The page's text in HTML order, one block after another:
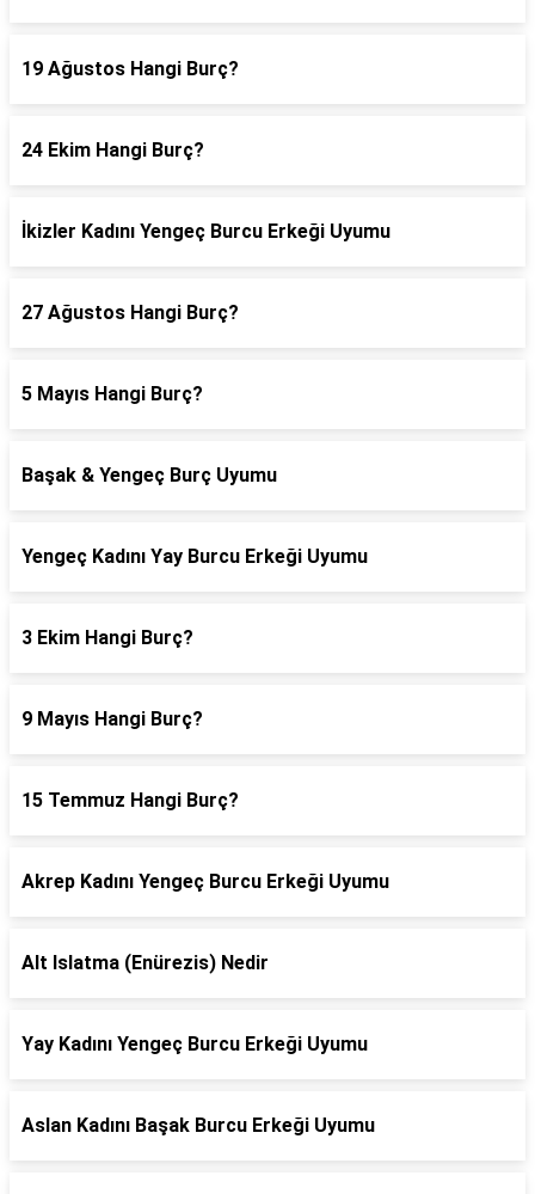
19 Ağustos Hangi Burç?
24 Ekim Hangi Burç?
İkizler Kadını Yengeç Burcu Erkeği Uyumu
27 Ağustos Hangi Burç?
5 Mayıs Hangi Burç?
Başak & Yengeç Burç Uyumu
Yengeç Kadını Yay Burcu Erkeği Uyumu
3 Ekim Hangi Burç?
9 Mayıs Hangi Burç?
15 Temmuz Hangi Burç?
Akrep Kadını Yengeç Burcu Erkeği Uyumu
Alt Islatma (Enürezis) Nedir
Yay Kadını Yengeç Burcu Erkeği Uyumu
Aslan Kadını Başak Burcu Erkeği Uyumu